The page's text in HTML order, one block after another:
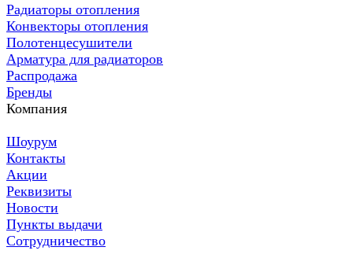
Радиаторы отопления
Конвекторы отопления
Полотенцесушители
Арматура для радиаторов
Распродажа
Бренды
Компания
Шоурум
Контакты
Акции
Реквизиты
Новости
Пункты выдачи
Сотрудничество